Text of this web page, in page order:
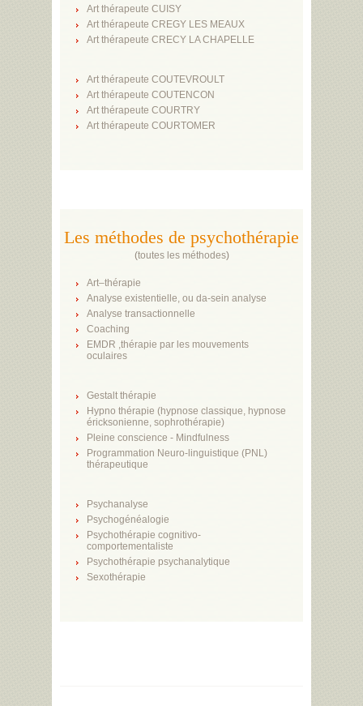
Art thérapeute CUISY
Art thérapeute CREGY LES MEAUX
Art thérapeute CRECY LA CHAPELLE
Art thérapeute COUTEVROULT
Art thérapeute COUTENCON
Art thérapeute COURTRY
Art thérapeute COURTOMER
Les méthodes de psychothérapie
(toutes les méthodes)
Art–thérapie
Analyse existentielle, ou da-sein analyse
Analyse transactionnelle
Coaching
EMDR ,thérapie par les mouvements
oculaires
Gestalt thérapie
Hypno thérapie (hypnose classique, hypnose
éricksonienne, sophrothérapie)
Pleine conscience - Mindfulness
Programmation Neuro-linguistique (PNL)
thérapeutique
Psychanalyse
Psychogénéalogie
Psychothérapie cognitivo-
comportementaliste
Psychothérapie psychanalytique
Sexothérapie